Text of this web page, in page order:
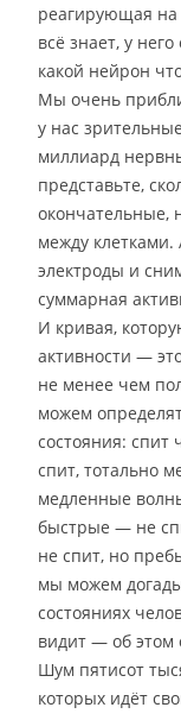
реагирующая на
всё знает, у
какой нейрон
Мы очень
у нас
миллиард
представьте,
окончательные,
между клетками.
электроды и
суммарная
И кривая,
активности —
не менее чем
можем
состояния: спит
спит, тотально
медленные
быстрые — не
не спит, но
мы можем
состояниях
видит — об этом
Шум пятисот
которых идёт